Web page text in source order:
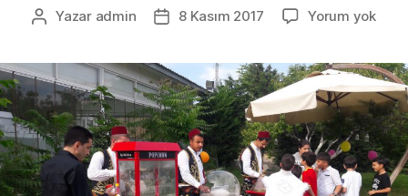
Yazının
Yazar admin
Yazı8 Kasım 2017 Yorum yokİzmir
0501
210
22
20